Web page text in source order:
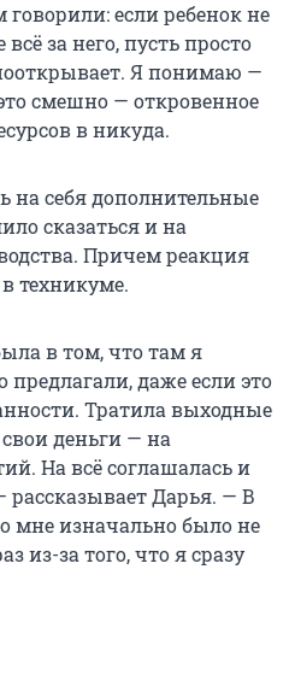
если ребенок не
за него, пусть просто
Я понимаю —
смешно — откровенное
в никуда.
на себя дополнительные
сказаться и на
Причем реакция
техникуме.
в том, что там я
предлагали, даже если это
Тратила выходные
деньги — на
На всё соглашалась и
рассказывает Дарья. — В
мне изначально было не
из-за того, что я сразу